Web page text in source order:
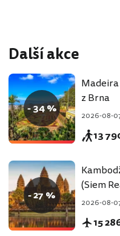
Další akce
- 34 %
z Brna
2026-08-
13
- 27 %
(Siem
2026-08-
15